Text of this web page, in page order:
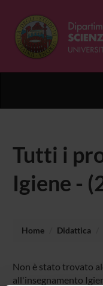
Tutti i
Igiene -
Home Didattica
Non è stato trovato
all'insegnamento